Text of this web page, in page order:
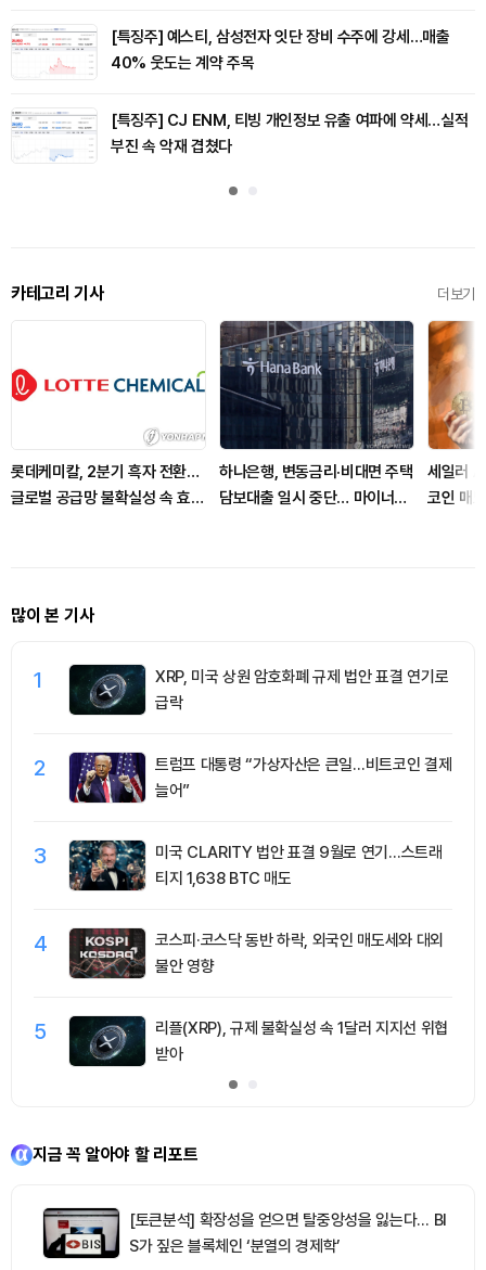
[특징주] 예스티, 삼성전자 잇단 장비 수주에 강세…매출
40% 웃도는 계약 주목
[특징주] CJ ENM, 티빙 개인정보 유출 여파에 약세…실적
부진 속 악재 겹쳤다
카테고리 기사 더보기
롯데케미칼, 2분기 흑자 전환…
글로벌 공급망 불확실성 속 효율
하나은행, 변동금리·비대면 주택
담보대출 일시 중단… 마이너스
세일러
코인 매
많이 본 기사
1
XRP, 미국 상원 암호화폐 규제 법안 표결 연기로
급락
2
트럼프 대통령 “가상자산은 큰일…비트코인 결제
늘어”
3
미국 CLARITY 법안 표결 9월로 연기…스트래
티지 1,638 BTC 매도
4
코스피·코스닥 동반 하락, 외국인 매도세와 대외
불안 영향
5
리플(XRP), 규제 불확실성 속 1달러 지지선 위협
받아
지금 꼭 알아야 할 리포트
[토큰분석] 확장성을 얻으면 탈중앙성을 잃는다… BI
S가 짚은 블록체인 ‘분열의 경제학’